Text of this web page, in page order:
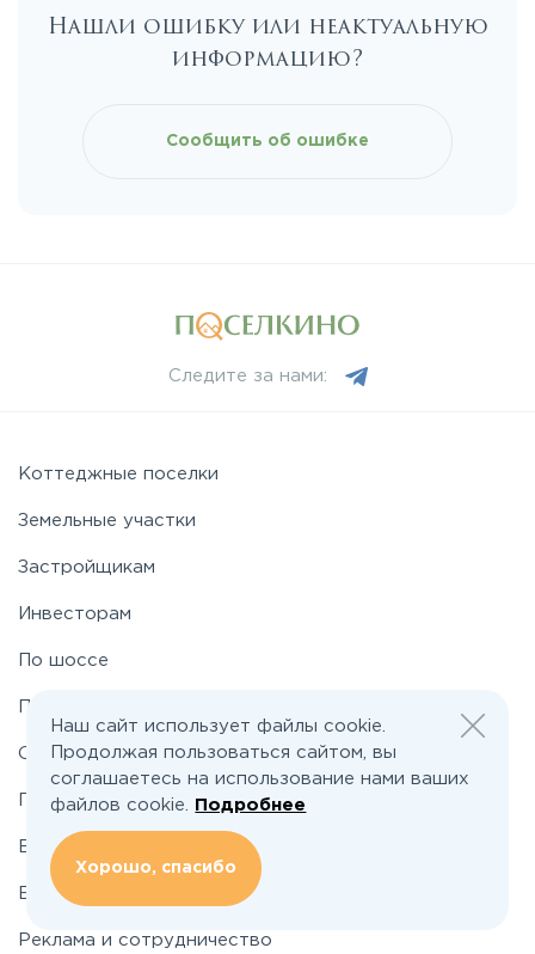
Киевское
Новоприозерское
Приозерское
Ропшинское
Таллинское
Нашли ошибку или неактуальную
информацию?
Сообщить об ошибке
Следите за нами:
Коттеджные поселки
Земельные участки
Застройщикам
Инвесторам
По шоссе
По районам
О проекте
Подбор земельного участка
Вакансии
Блог
Реклама и сотрудничество
Наш сайт использует файлы cookie.
Продолжая пользоваться сайтом, вы
соглашаетесь на использование нами ваших
файлов cookie.
Подробнее
Хорошо, спасибо